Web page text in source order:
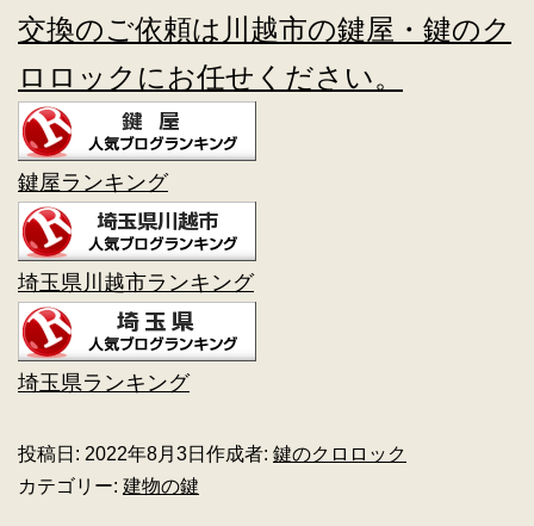
交換のご依頼は川越市の鍵屋・鍵のク
ロロックにお任せください。
鍵屋ランキング
埼玉県川越市ランキング
埼玉県ランキング
投稿日: 2022年8月3日 作成者: 鍵のクロロック
カテゴリー: 建物の鍵